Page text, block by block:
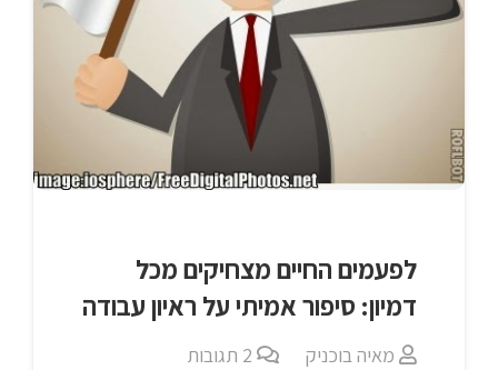
לפעמים החיים מצחיקים מכל
דמיון: סיפור אמיתי על ראיון עבודה
מאיה בוכניק 2 תגובות